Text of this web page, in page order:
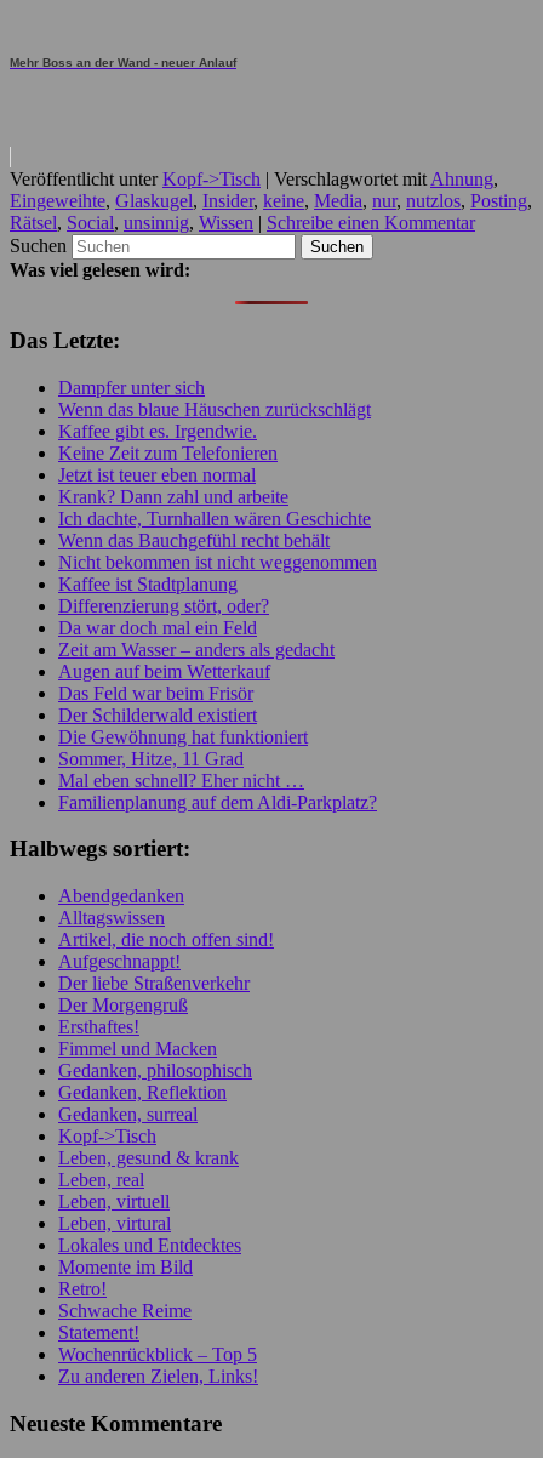
Mehr Boss an der Wand - neuer Anlauf
Veröffentlicht unter Kopf->Tisch | Verschlagwortet mit Ahnung,
Eingeweihte, Glaskugel, Insider, keine, Media, nur, nutzlos, Posting,
Rätsel, Social, unsinnig, Wissen | Schreibe einen Kommentar
Suchen
Was viel gelesen wird:
Das Letzte:
Dampfer unter sich
Wenn das blaue Häuschen zurückschlägt
Kaffee gibt es. Irgendwie.
Keine Zeit zum Telefonieren
Jetzt ist teuer eben normal
Krank? Dann zahl und arbeite
Ich dachte, Turnhallen wären Geschichte
Wenn das Bauchgefühl recht behält
Nicht bekommen ist nicht weggenommen
Kaffee ist Stadtplanung
Differenzierung stört, oder?
Da war doch mal ein Feld
Zeit am Wasser – anders als gedacht
Augen auf beim Wetterkauf
Das Feld war beim Frisör
Der Schilderwald existiert
Die Gewöhnung hat funktioniert
Sommer, Hitze, 11 Grad
Mal eben schnell? Eher nicht …
Familienplanung auf dem Aldi-Parkplatz?
Halbwegs sortiert:
Abendgedanken
Alltagswissen
Artikel, die noch offen sind!
Aufgeschnappt!
Der liebe Straßenverkehr
Der Morgengruß
Ersthaftes!
Fimmel und Macken
Gedanken, philosophisch
Gedanken, Reflektion
Gedanken, surreal
Kopf->Tisch
Leben, gesund & krank
Leben, real
Leben, virtuell
Leben, virtural
Lokales und Entdecktes
Momente im Bild
Retro!
Schwache Reime
Statement!
Wochenrückblick – Top 5
Zu anderen Zielen, Links!
Neueste Kommentare